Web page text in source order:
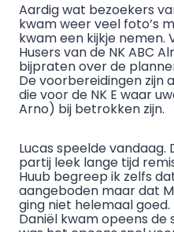
Aardig wat bezoekers
kwam weer veel foto’s
kwam een kijkje nemen.
Husers van de NK ABC
bijpraten over de
De voorbereidingen zijn
die voor de NK E waar
Arno) bij betrokken zijn.
Lucas speelde vandaag.
partij leek lange tijd
Huub begreep ik zelfs
aangeboden maar dat
ging niet helemaal
Daniël kwam opeens